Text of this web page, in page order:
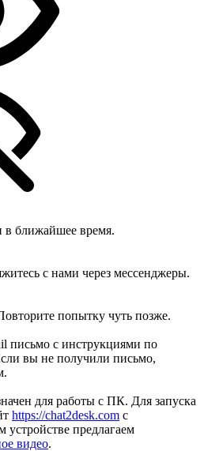
в ближайшее время.
с нами через мессенджеры.
попытку чуть позже.
письмо с инструкциями по
вы не получили письмо,
для работы с ПК. Для запуска
https://chat2desk.com с
предлагаем
видео.